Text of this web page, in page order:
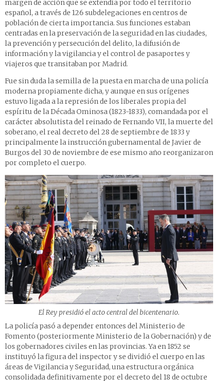
margen de acción que se extendía por todo el territorio
español, a través de 126 subdelegaciones en centros de
población de cierta importancia. Sus funciones estaban
centradas en la preservación de la seguridad en las ciudades,
la prevención y persecución del delito, la difusión de
información y la vigilancia y el control de pasaportes y
viajeros que transitaban por Madrid.
Fue sin duda la semilla de la puesta en marcha de una policía
moderna propiamente dicha, y aunque en sus orígenes
estuvo ligada a la represión de los liberales propia del
espíritu de la Década Ominosa (1823-1833), comandada por el
carácter absolutista del reinado de Fernando VII, la muerte del
soberano, el real decreto del 28 de septiembre de 1833 y
principalmente la instrucción gubernamental de Javier de
Burgos del 30 de noviembre de ese mismo año reorganizaron
por completo el cuerpo.
El Rey presidió el acto central del bicentenario.
La policía pasó a depender entonces del Ministerio de
Fomento (posteriormente Ministerio de la Gobernación) y de
los gobernadores civiles en las provincias. Ya en 1852 se
instituyó la figura del inspector y se dividió el cuerpo en las
áreas de Vigilancia y Seguridad, una estructura orgánica
consolidada definitivamente por el decreto del 18 de octubre